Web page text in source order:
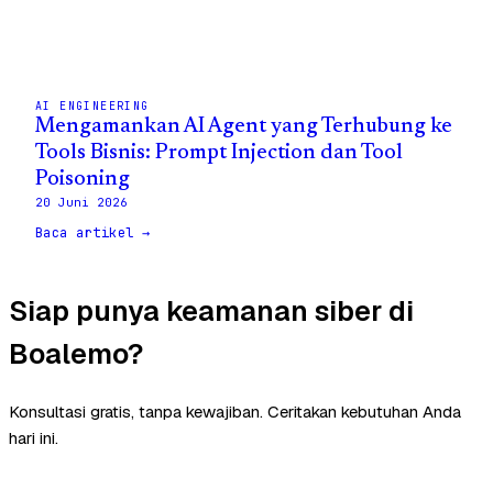
AI ENGINEERING
Mengamankan AI Agent yang Terhubung ke
Tools Bisnis: Prompt Injection dan Tool
Poisoning
20 Juni 2026
Baca artikel →
Siap punya keamanan siber di
Boalemo?
Konsultasi gratis, tanpa kewajiban. Ceritakan kebutuhan Anda
hari ini.